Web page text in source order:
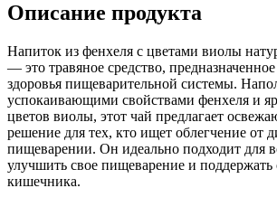
Описание продукта
Напиток из фенхеля с цветами виолы
— это травяное средство,
здоровья пищеварительной системы.
успокаивающими свойствами фенхеля и
цветов виолы, этот чай предлагает
решение для тех, кто ищет облегчение от
пищеварении. Он идеально подходит для
улучшить свое пищеварение и поддержать
кишечника.